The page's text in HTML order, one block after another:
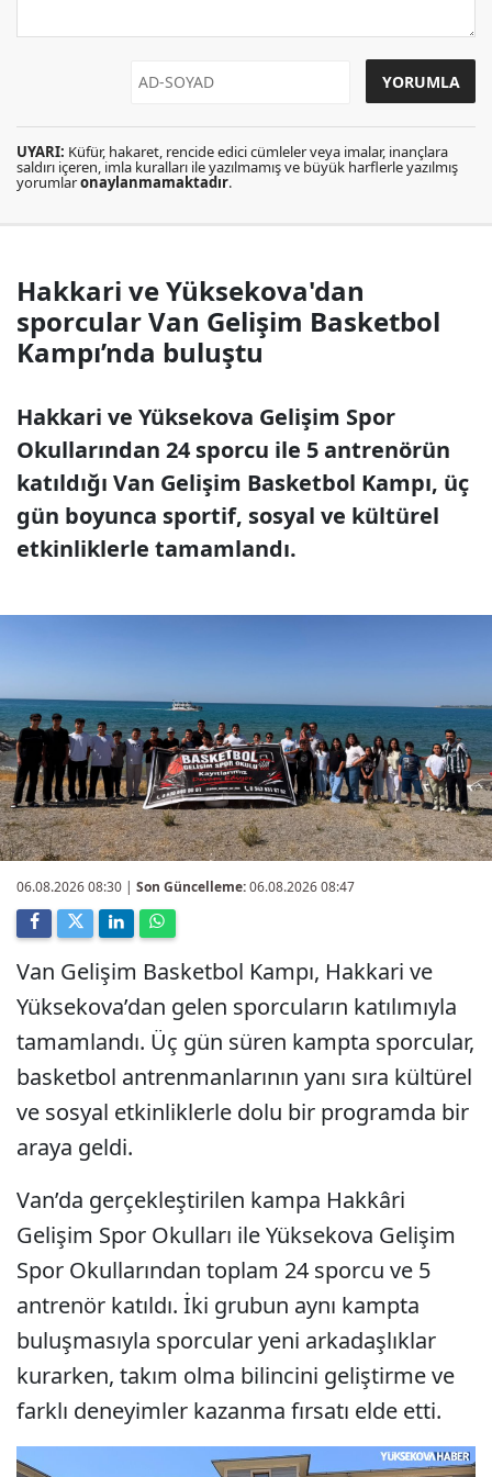
UYARI: Küfür, hakaret, rencide edici cümleler veya imalar, inançlara
saldırı içeren, imla kuralları ile yazılmamış ve büyük harflerle yazılmış
yorumlaronaylanmamaktadır.
Hakkari ve Yüksekova'dan
sporcular Van Gelişim Basketbol
Kampı’nda buluştu
Hakkari ve Yüksekova Gelişim Spor
Okullarından 24 sporcu ile 5 antrenörün
katıldığı Van Gelişim Basketbol Kampı, üç
gün boyunca sportif, sosyal ve kültürel
etkinliklerle tamamlandı.
06.08.2026 08:30 | Son Güncelleme:06.08.2026 08:47
Van Gelişim Basketbol Kampı, Hakkari ve
Yüksekova’dan gelen sporcuların katılımıyla
tamamlandı. Üç gün süren kampta sporcular,
basketbol antrenmanlarının yanı sıra kültürel
ve sosyal etkinliklerle dolu bir programda bir
araya geldi.
Van’da gerçekleştirilen kampa Hakkâri
Gelişim Spor Okulları ile Yüksekova Gelişim
Spor Okullarından toplam 24 sporcu ve 5
antrenör katıldı. İki grubun aynı kampta
buluşmasıyla sporcular yeni arkadaşlıklar
kurarken, takım olma bilincini geliştirme ve
farklı deneyimler kazanma fırsatı elde etti.